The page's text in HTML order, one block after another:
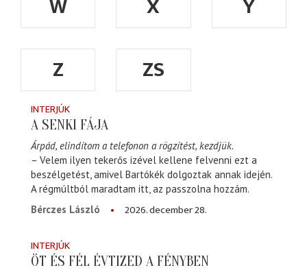
W X
Y
Z
ZS
INTERJÚK
A SENKI FÁJA
Árpád, elindítom a telefonon a rögzítést, kezdjük.
– Velem ilyen tekerős izével kellene felvenni ezt a
beszélgetést, amivel Bartókék dolgoztak annak idején.
A régmúltból maradtam itt, az passzolna hozzám.
Bérczes László
2026. december 28.
INTERJÚK
ÖT ÉS FÉL ÉVTIZED A FÉNYBEN